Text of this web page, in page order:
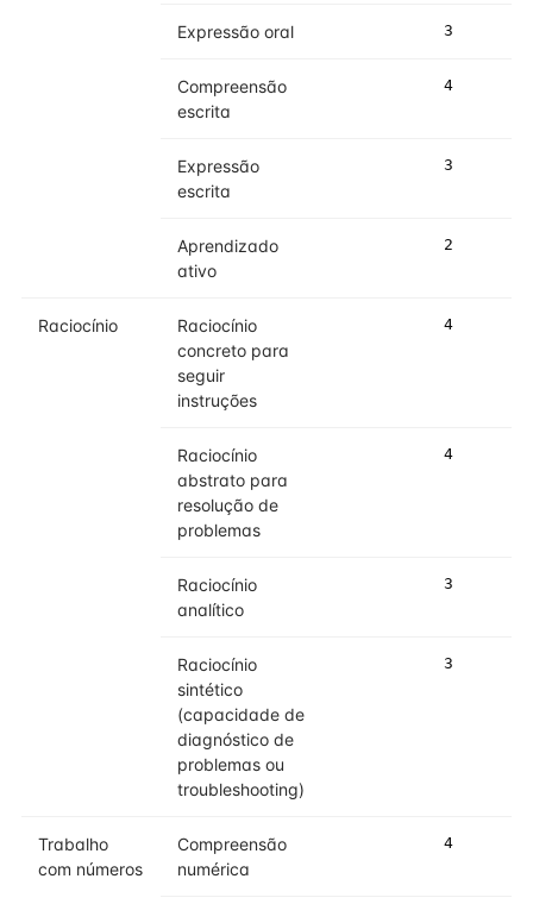
Expressão oral 3
Compreensão
escrita
4
Expressão
escrita
3
Aprendizado
ativo
2
Raciocínio
Raciocínio
concreto para
seguir
instruções
4
Raciocínio
abstrato para
resolução de
problemas
4
Raciocínio
analítico
3
Raciocínio
sintético
(capacidade de
diagnóstico de
problemas ou
troubleshooting)
3
Trabalho
com números
Compreensão
numérica
4